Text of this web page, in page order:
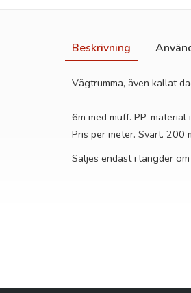
Beskrivning
Vägtrumma, även kallat
6m med muff. PP-
Pris per meter. Svart. 200
Säljes endast i längder